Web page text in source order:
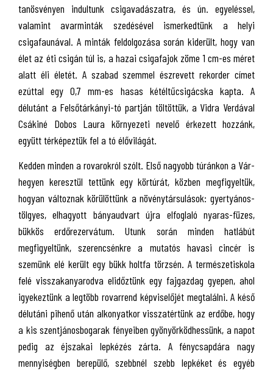
tanösvényen indultunk csigavadászatra, és ún. egyeléssel,
valamint avarminták szedésével ismerkedtünk a helyi
csigafaunával. A minták feldolgozása során kiderült, hogy van
élet az éti csigán túl is, a hazai csigafajok zöme 1 cm-es méret
alatt éli életét. A szabad szemmel észrevett rekorder címet
ezúttal egy 0,7 mm-es hasas kétéltűcsigácska kapta. A
délutánt a Felsőtárkányi-tó partján töltöttük, a Vidra Verdával
Csákiné Dobos Laura környezeti nevelő érkezett hozzánk,
együtt térképeztük fel a tó élővilágát.
Kedden minden a rovarokról szólt. Első nagyobb túránkon a Vár-
hegyen keresztül tettünk egy körtúrát, közben megfigyeltük,
hogyan változnak körülöttünk a növénytársulások: gyertyános-
tölgyes, elhagyott bányaudvart újra elfoglaló nyaras-füzes,
bükkös erdőrezervátum. Utunk során minden hatlábút
megfigyeltünk, szerencsénkre a mutatós havasi cincér is
szemünk elé került egy bükk holtfa törzsén. A természetiskola
felé visszakanyarodva elidőztünk egy fajgazdag gyepen, ahol
igyekeztünk a legtöbb rovarrend képviselőjét megtalálni. A késő
délutáni pihenő után alkonyatkor visszatértünk az erdőbe, hogy
a kis szentjánosbogarak fényeiben gyönyörködhessünk, a napot
pedig az éjszakai lepkézés zárta. A fénycsapdára nagy
mennyiségben berepülő, szebbnél szebb lepkéket és egyéb